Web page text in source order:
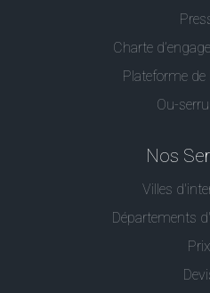
Charte
Plateforme de
Ou-
Nos
Villes
Départements
Prix